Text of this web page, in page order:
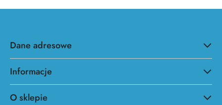
Dane adresowe
Informacje
O sklepie